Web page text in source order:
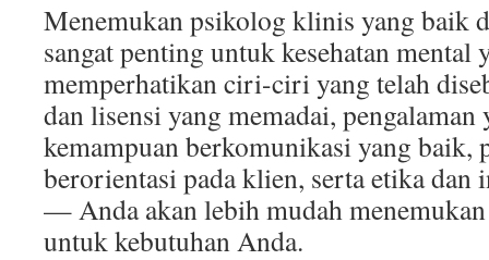
Menemukan psikolog klinis yang baik
sangat penting untuk kesehatan mental
memperhatikan ciri-ciri yang telah
dan lisensi yang memadai, pengalaman
kemampuan berkomunikasi yang baik,
berorientasi pada klien, serta etika dan
— Anda akan lebih mudah
untuk kebutuhan Anda.